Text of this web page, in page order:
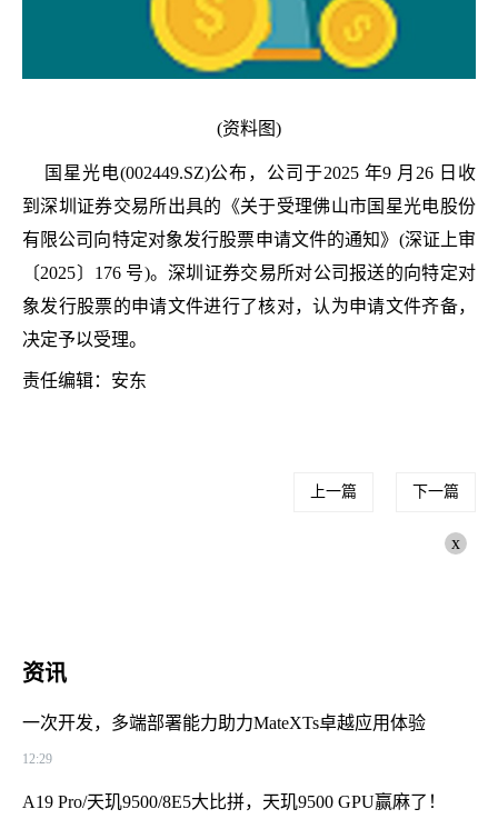
(资料图)
国星光电(002449.SZ)公布，公司于2025 年9 月26 日收
到深圳证券交易所出具的《关于受理佛山市国星光电股份
有限公司向特定对象发行股票申请文件的通知》(深证上审
〔2025〕176 号)。深圳证券交易所对公司报送的向特定对
象发行股票的申请文件进行了核对，认为申请文件齐备，
决定予以受理。
责任编辑：安东
上一篇 下一篇
x
资讯
一次开发，多端部署能力助力MateXTs卓越应用体验
12:29
A19 Pro/天玑9500/8E5大比拼，天玑9500 GPU赢麻了！